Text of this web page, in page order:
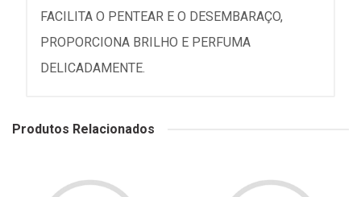
FACILITA O PENTEAR E O DESEMBARAÇO,
PROPORCIONA BRILHO E PERFUMA
DELICADAMENTE.
Produtos Relacionados